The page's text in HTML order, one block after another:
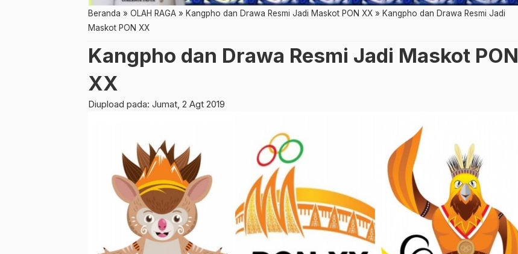
Beranda » OLAH RAGA » Kangpho dan Drawa Resmi Jadi Maskot PON XX » Kangpho dan Drawa Resmi Jadi
Maskot PON XX
Kangpho dan Drawa Resmi Jadi Maskot PON
XX
Diupload pada: Jumat, 2 Agt 2019